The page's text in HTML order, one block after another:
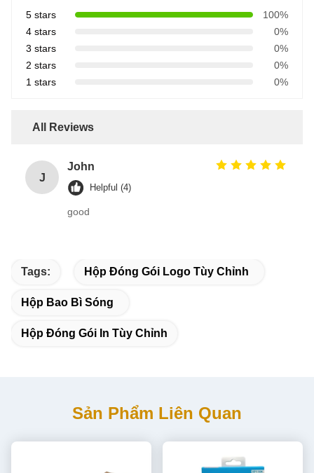
5 stars
100%
4 stars
0%
3 stars
0%
2 stars
0%
1 stars
0%
All Reviews
J
John
Helpful (4)
good
Tags: Hộp Đóng Gói Logo Tùy Chỉnh
Hộp Bao Bì Sóng
Hộp Đóng Gói In Tùy Chỉnh
Sản Phẩm Liên Quan